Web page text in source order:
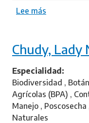
Lee más
r
e
F
l
o
r
e
Chudy, Lady
Especialidad
Biodiversidad ,
Agrícolas (BPA) ,
Manejo ,
Naturales